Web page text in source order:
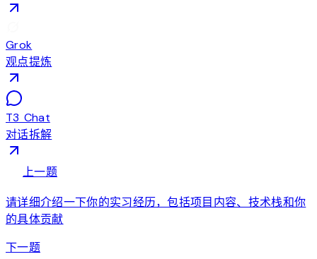
Grok
观点提炼
T3 Chat
对话拆解
上一题
请详细介绍一下你的实习经历，包括项目内容、技术栈和你
的具体贡献
下一题arrow_forward